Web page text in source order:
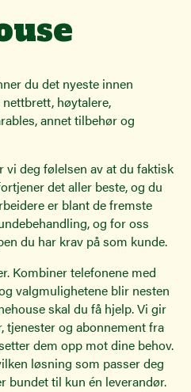
du det nyeste innen
høytalere,
annet tilbehør og
vi deg følelsen av at du faktisk
det aller beste, og du
er blant de fremste
og for oss
du har krav på som kunde.
Kombiner telefonene med
valgmulighetene blir nesten
skal du få hjelp. Vi gir
tjenester og abonnement fra
dem opp mot dine behov.
løsning som passer deg
bundet til kun én leverandør.